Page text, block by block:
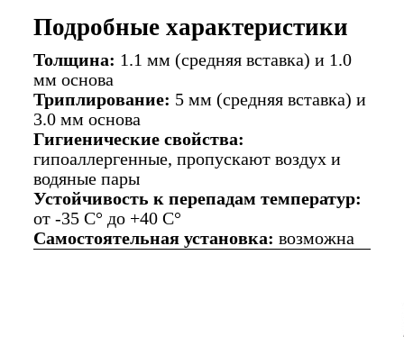
Подробные характеристики
Толщина: 1.1 мм (средняя вставка) и 1.0
мм основа
Триплирование: 5 мм (средняя вставка) и
3.0 мм основа
Гигиенические свойства:
гипоаллергенные, пропускают воздух и
водяные пары
Устойчивость к перепадам температур:
от -35 C° до +40 C°
Самостоятельная установка: возможна